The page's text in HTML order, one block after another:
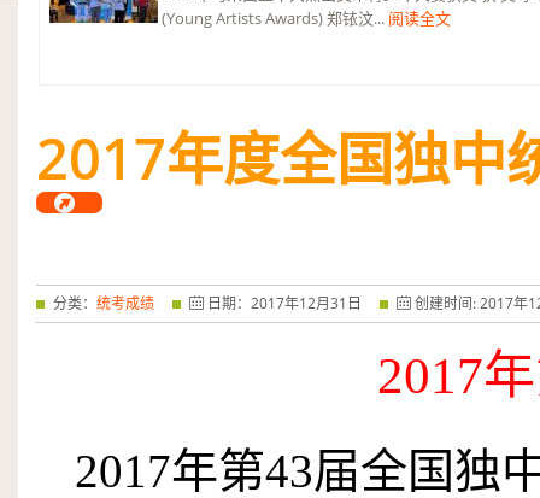
夺锦》 弹拨合奏...阅读全文
(Young Artists Awards) 郑铱汶... 阅读全文
2017年度全国独中
分类： 统考成绩 日期： 2017年12月31 日 创建时间:2017年
2017
2017年第43届全国独